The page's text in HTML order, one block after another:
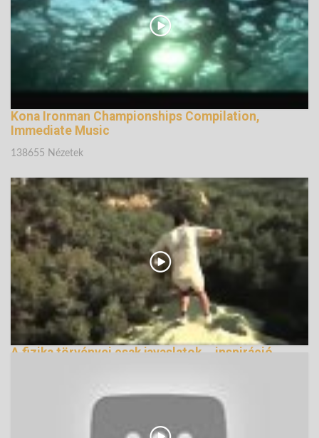
Kona Ironman Championships Compilation,
Immediate Music
138655 Nézetek
A fizika törvényei csak javaslatok... inspiráció